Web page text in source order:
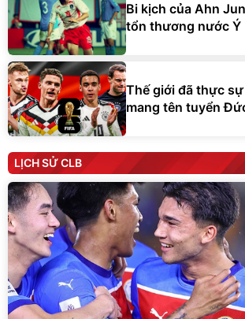
Bi kịch của Ahn
tổn thương nước Ý
Thế giới đã thực
mang tên tuyển
LỊCH SỬ CLB